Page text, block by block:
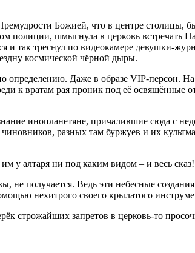
Божией, что в центре столицы,
полиции, шмыгнула в церковь встречать
так треснул по видеокамере девушки-
космической чёрной дыры.
Даже в образе VIP-персон.
к вратам рая проник под её освящённые
инопланетяне, причалившие сюда с
разных там буржуев и их
у алтаря ни под каким видом – и весь сказ!
не получается. Ведь эти небесные
нехитрого своего крылатого
строжайших запретов в церковь-то